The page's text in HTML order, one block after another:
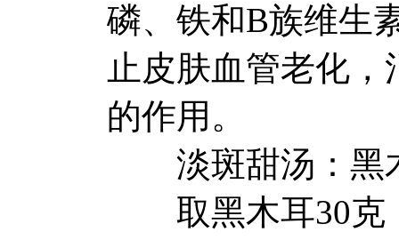
磷、铁和B族维生
止皮肤血管老化
的作用。
淡斑甜汤：黑
取黑木耳30克，